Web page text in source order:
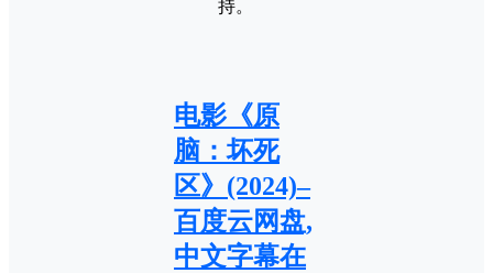
持。
电影《原
脑：坏死
区》(2024)–
百度云网盘,
中文字幕在